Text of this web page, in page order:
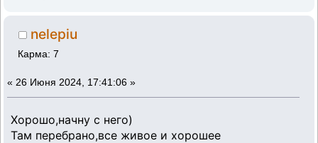
nelepiu
Карма: 7
« 26 Июня 2024, 17:41:06 »
Хорошо,начну с него)
Там перебрано,все живое и хорошее